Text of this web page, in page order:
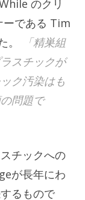
のクリ
ーである Tim
。
「精巣組
スチックが
ク汚染はも
問題で
チックへの
が長年にわ
るもので